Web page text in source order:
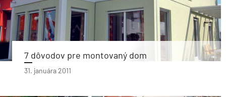
7 dôvodov pre montovaný dom
31. januára 2011